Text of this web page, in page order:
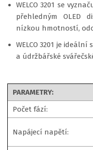
WELCO 3201 se
přehledným OLED
nízkou hmotností,
WELCO 3201 je
a údržbářské
PARAMETRY:
Počet fází:
Napájecí napětí: